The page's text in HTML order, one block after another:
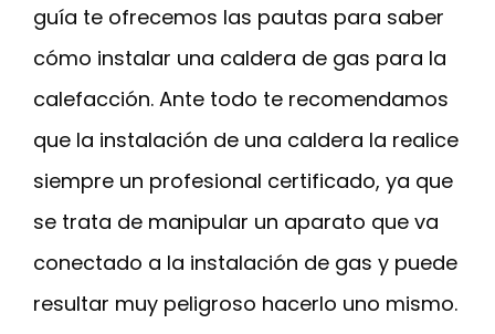
guía te ofrecemos las pautas para saber
cómo instalar una caldera de gas para la
calefacción. Ante todo te recomendamos
que la instalación de una caldera la realice
siempre un profesional certificado, ya que
se trata de manipular un aparato que va
conectado a la instalación de gas y puede
resultar muy peligroso hacerlo uno mismo.